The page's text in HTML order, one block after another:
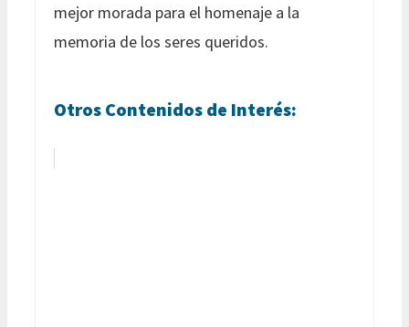
mejor morada para el homenaje a la
memoria de los seres queridos.
Otros Contenidos de Interés: